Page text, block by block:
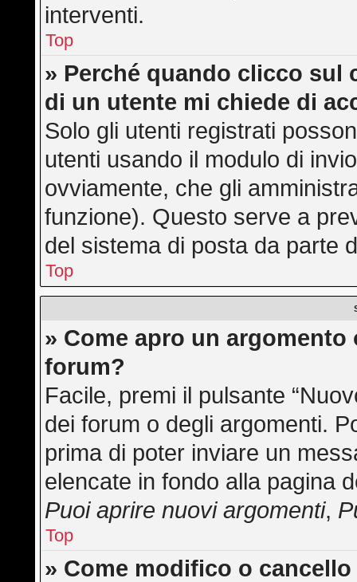
interventi.
Top
» Perché quando clicco sul
di un utente mi chiede di
Solo gli utenti registrati
utenti usando il modulo di
ovviamente, che gli
funzione). Questo serve a
del sistema di posta da parte
Top
» Come apro un
forum?
Facile, premi il pulsante
dei forum o degli argomenti.
prima di poter inviare un
elencate in fondo alla pagina
Puoi aprire nuovi argomenti,
Top
» Come modifico o